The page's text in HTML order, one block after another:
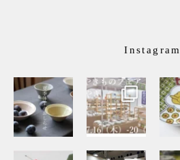
Instagram